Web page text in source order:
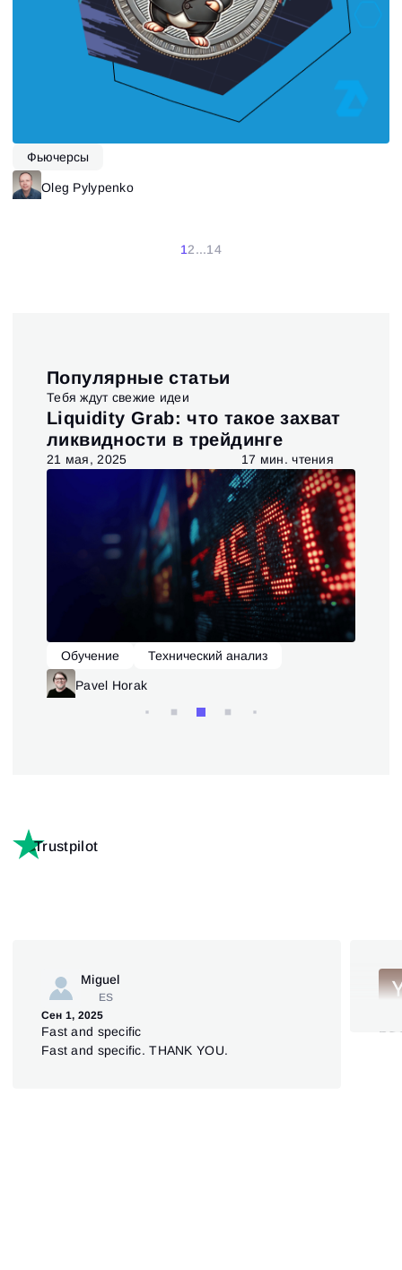
Фьючерсы
Oleg Pylypenko
12...14
Популярные статьи
Тебя ждут свежие идеи
Liquidity Grab: что такое захват
ликвидности в трейдинге
21 мая, 2025 17 мин. чтения
Обучение Технический анализ
Pavel Horak
Trustpilot
Miguel
ES
Сен 1, 2025
Fast and specific
Fast and specific. THANK YOU.